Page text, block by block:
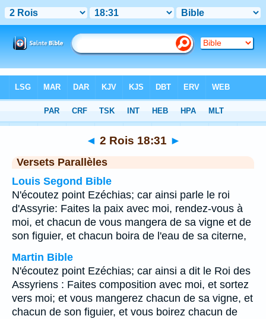
Chapitre 18> Verset 31
◄ 2 Rois 18:31 ►
Versets Parallèles
Louis Segond Bible
N'écoutez point Ezéchias; car ainsi parle le roi
d'Assyrie: Faites la paix avec moi, rendez-vous à
moi, et chacun de vous mangera de sa vigne et de
son figuier, et chacun boira de l'eau de sa citerne,
Martin Bible
N'écoutez point Ezéchias; car ainsi a dit le Roi des
Assyriens : Faites composition avec moi, et sortez
vers moi; et vous mangerez chacun de sa vigne, et
chacun de son figuier, et vous boirez chacun de